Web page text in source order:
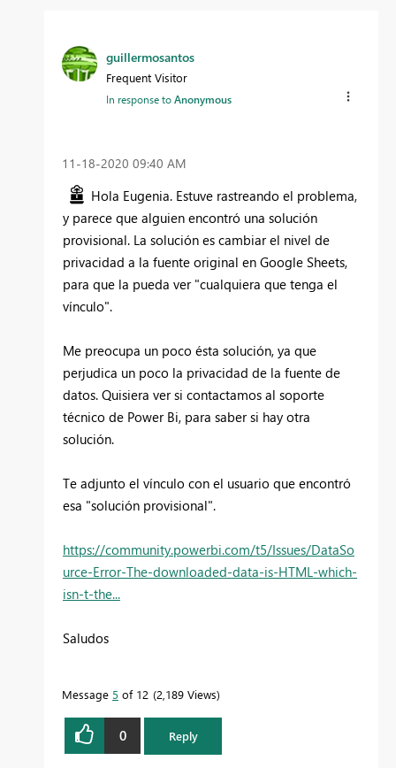
guillermosantos
Frequent Visitor
In response toAnonymous
‎11-18-2020 09:40 AM
Hola Eugenia. Estuve rastreando el problema,
y parece que alguien encontró una solución
provisional. La solución es cambiar el nivel de
privacidad a la fuente original en Google Sheets,
para que la pueda ver "cualquiera que tenga el
vínculo".
Me preocupa un poco ésta solución, ya que
perjudica un poco la privacidad de la fuente de
datos. Quisiera ver si contactamos al soporte
técnico de Power Bi, para saber si hay otra
solución.
Te adjunto el vínculo con el usuario que encontró
esa "solución provisional".
https://community.powerbi.com/t5/Issues/DataSo
urce-Error-The-downloaded-data-is-HTML-which-
isn-t-the...
Saludos
Message 5 of 12 2,189 Views
0 Reply